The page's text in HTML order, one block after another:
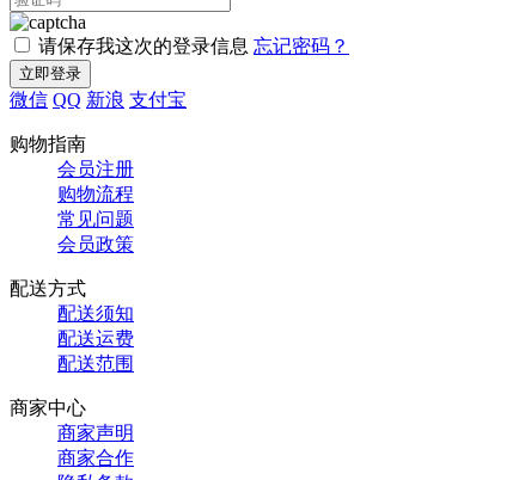
请保存我这次的登录信息 忘记密码？
微信 QQ 新浪 支付宝
购物指南
会员注册
购物流程
常见问题
会员政策
配送方式
配送须知
配送运费
配送范围
商家中心
商家声明
商家合作